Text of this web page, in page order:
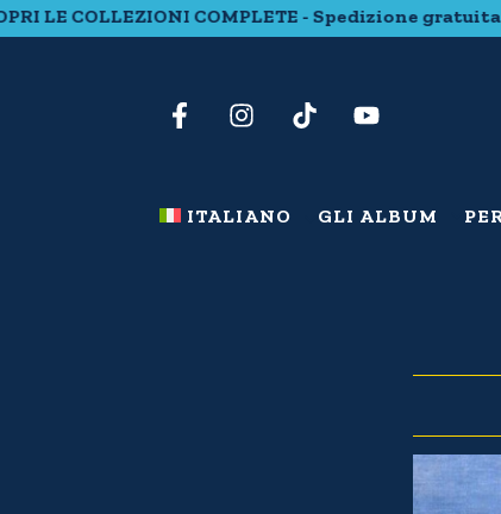
COMPLETE - Spedizione gratuita con 20
ITALIANO GLI ALBUM